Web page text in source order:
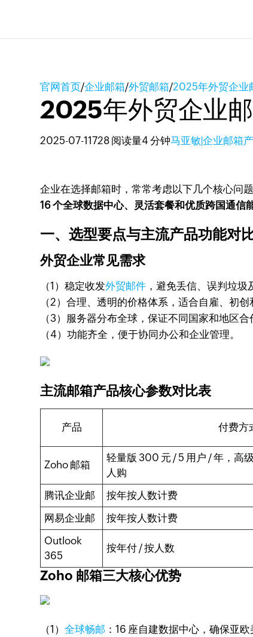
官网首页/企业邮箱/外贸邮箱/2025年外贸企业
2025年外贸企业
2025-07-11728 阅读量4 分钟马亚敏|企业邮箱
企业在选择邮箱时，常常考虑以下几个核心问
16 个全球数据中心、灵活套餐和优质跨国通信
一、选型要点与主流产品功能对
外贸企业常见需求
（1）稳定收发外贸邮件 ，避免丢信、误判垃圾
（2）合理、透明的价格体系，适合自雇、初创
（3）服务器分布全球，保证不同国家和地区合
（4）功能齐全，便于协同办公和企业管理。
主流邮箱产品核心参数对比表
产品 付费方
Zoho 邮箱
轻量版 300 元 / 5 用户 / 年，高
人购
腾讯企业邮
按年按人数计费
网易企业邮
按年按人数计费
Outlook
365
按年付 / 按人数
Zoho 邮箱三大核心优势
（1）全球畅邮 ：16 座自建数据中心，确保亚